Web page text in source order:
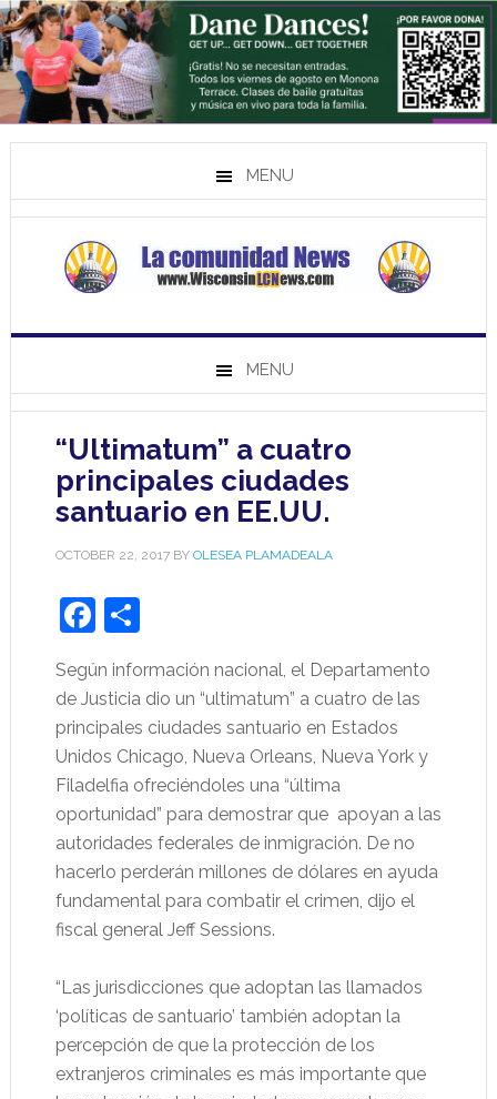
MENU
MENU
“Ultimatum” a cuatro
principales ciudades
santuario en EE.UU.
OCTOBER 22, 2017BY OLESEA PLAMADEALA
Facebook
Share
Según información nacional, el Departamento
de Justicia dio un “ultimatum” a cuatro de las
principales ciudades santuario en Estados
Unidos Chicago, Nueva Orleans, Nueva York y
Filadelfia ofreciéndoles una “última
oportunidad” para demostrar que apoyan a las
autoridades federales de inmigración. De no
hacerlo perderán millones de dólares en ayuda
fundamental para combatir el crimen, dijo el
fiscal general Jeff Sessions.
“Las jurisdicciones que adoptan las llamados
‘políticas de santuario’ también adoptan la
percepción de que la protección de los
extranjeros criminales es más importante que